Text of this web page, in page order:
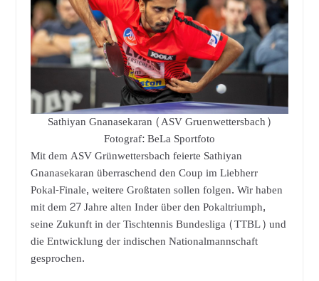
Sathiyan Gnanasekaran (ASV Gruenwettersbach)
Fotograf: BeLa Sportfoto
Mit dem ASV Grünwettersbach feierte Sathiyan
Gnanasekaran überraschend den Coup im Liebherr
Pokal-Finale, weitere Großtaten sollen folgen. Wir haben
mit dem 27 Jahre alten Inder über den Pokaltriumph,
seine Zukunft in der Tischtennis Bundesliga (TTBL) und
die Entwicklung der indischen Nationalmannschaft
gesprochen.